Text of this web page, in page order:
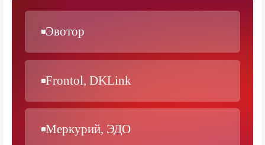
Эвотор
Frontol, DKLink
Меркурий, ЭДО
Давайте настроим систему
вместе
Заполните форму — наш эксперт свяжется с
вами, чтобы предложить оптимальное решение
для вашего бизнеса.
+